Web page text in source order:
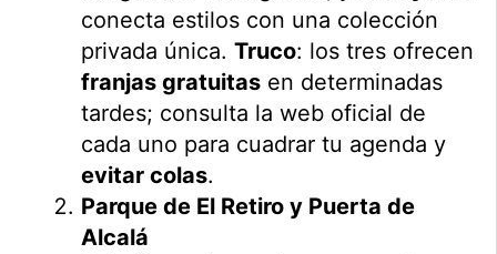
conecta estilos con una colección
privada única.Truco: los tres ofrecen
franjas gratuitas en determinadas
tardes; consulta la web oficial de
cada uno para cuadrar tu agenda y
evitar colas.
Parque de El Retiro y Puerta de
Alcalá